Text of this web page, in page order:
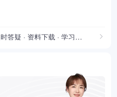
直播授课 · 回放三年 · 及时答疑 · 资料下载 · 学习报告